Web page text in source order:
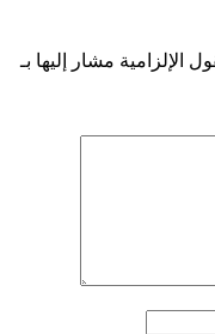
الإلزامية مشار إليها بـ